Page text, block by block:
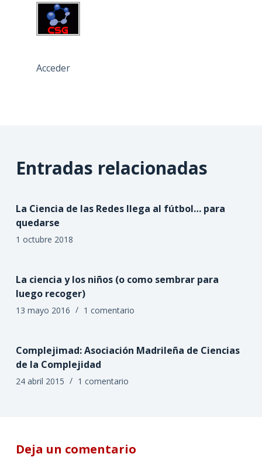
Acceder
Entradas relacionadas
La Ciencia de las Redes llega al fútbol… para
quedarse
1 octubre 2018
La ciencia y los niños (o como sembrar para
luego recoger)
13 mayo 2016 1 comentario
Complejimad: Asociación Madrileña de Ciencias
de la Complejidad
24 abril 2015 1 comentario
Deja un comentario